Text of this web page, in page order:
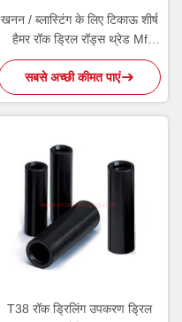
खनन / ब्लास्टिंग के लिए टिकाऊ शीर्ष
हैमर रॉक ड्रिल रॉड्स थ्रेड Mf
एक्सटेंशन रॉड
सबसे अच्छी कीमत पाएं
T38 रॉक ड्रिलिंग उपकरण ड्रिल